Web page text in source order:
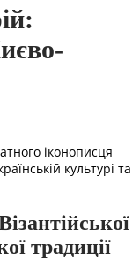
іконописця
культурі та
традиції